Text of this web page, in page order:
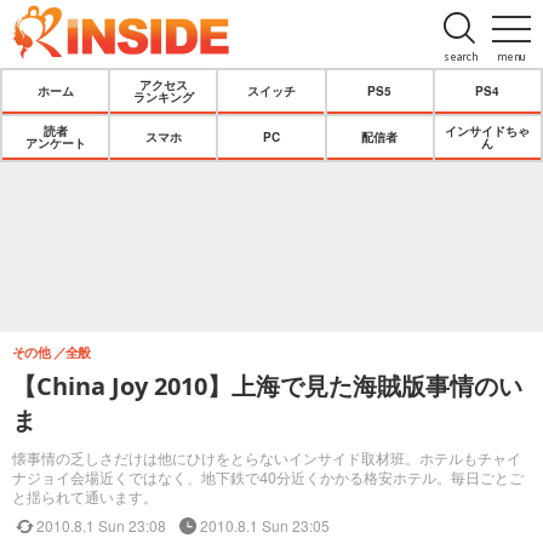
menu
search
ホーム
アクセス
ランキング
スイッチ PS5 PS4
読者
アンケート
スマホ PC 配信者
インサイドちゃ
ん
【China Joy 2010】上海で見た海賊版事情のい
ま
懐事情の乏しさだけは他にひけをとらないインサイド取材班。ホテルもチャイ
ナジョイ会場近くではなく、地下鉄で40分近くかかる格安ホテル。毎日ごとご
と揺られて通います。
その他 全般
2010.8.1 Sun 23:08 2010.8.1 Sun 23:05